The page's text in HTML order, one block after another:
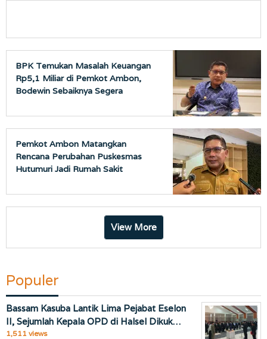
BPK Temukan Masalah Keuangan
Rp5,1 Miliar di Pemkot Ambon,
Bodewin Sebaiknya Segera
Pemkot Ambon Matangkan
Rencana Perubahan Puskesmas
Hutumuri Jadi Rumah Sakit
View More
Populer
Bassam Kasuba Lantik Lima Pejabat Eselon
II, Sejumlah Kepala OPD di Halsel Dikuk…
1,511 views